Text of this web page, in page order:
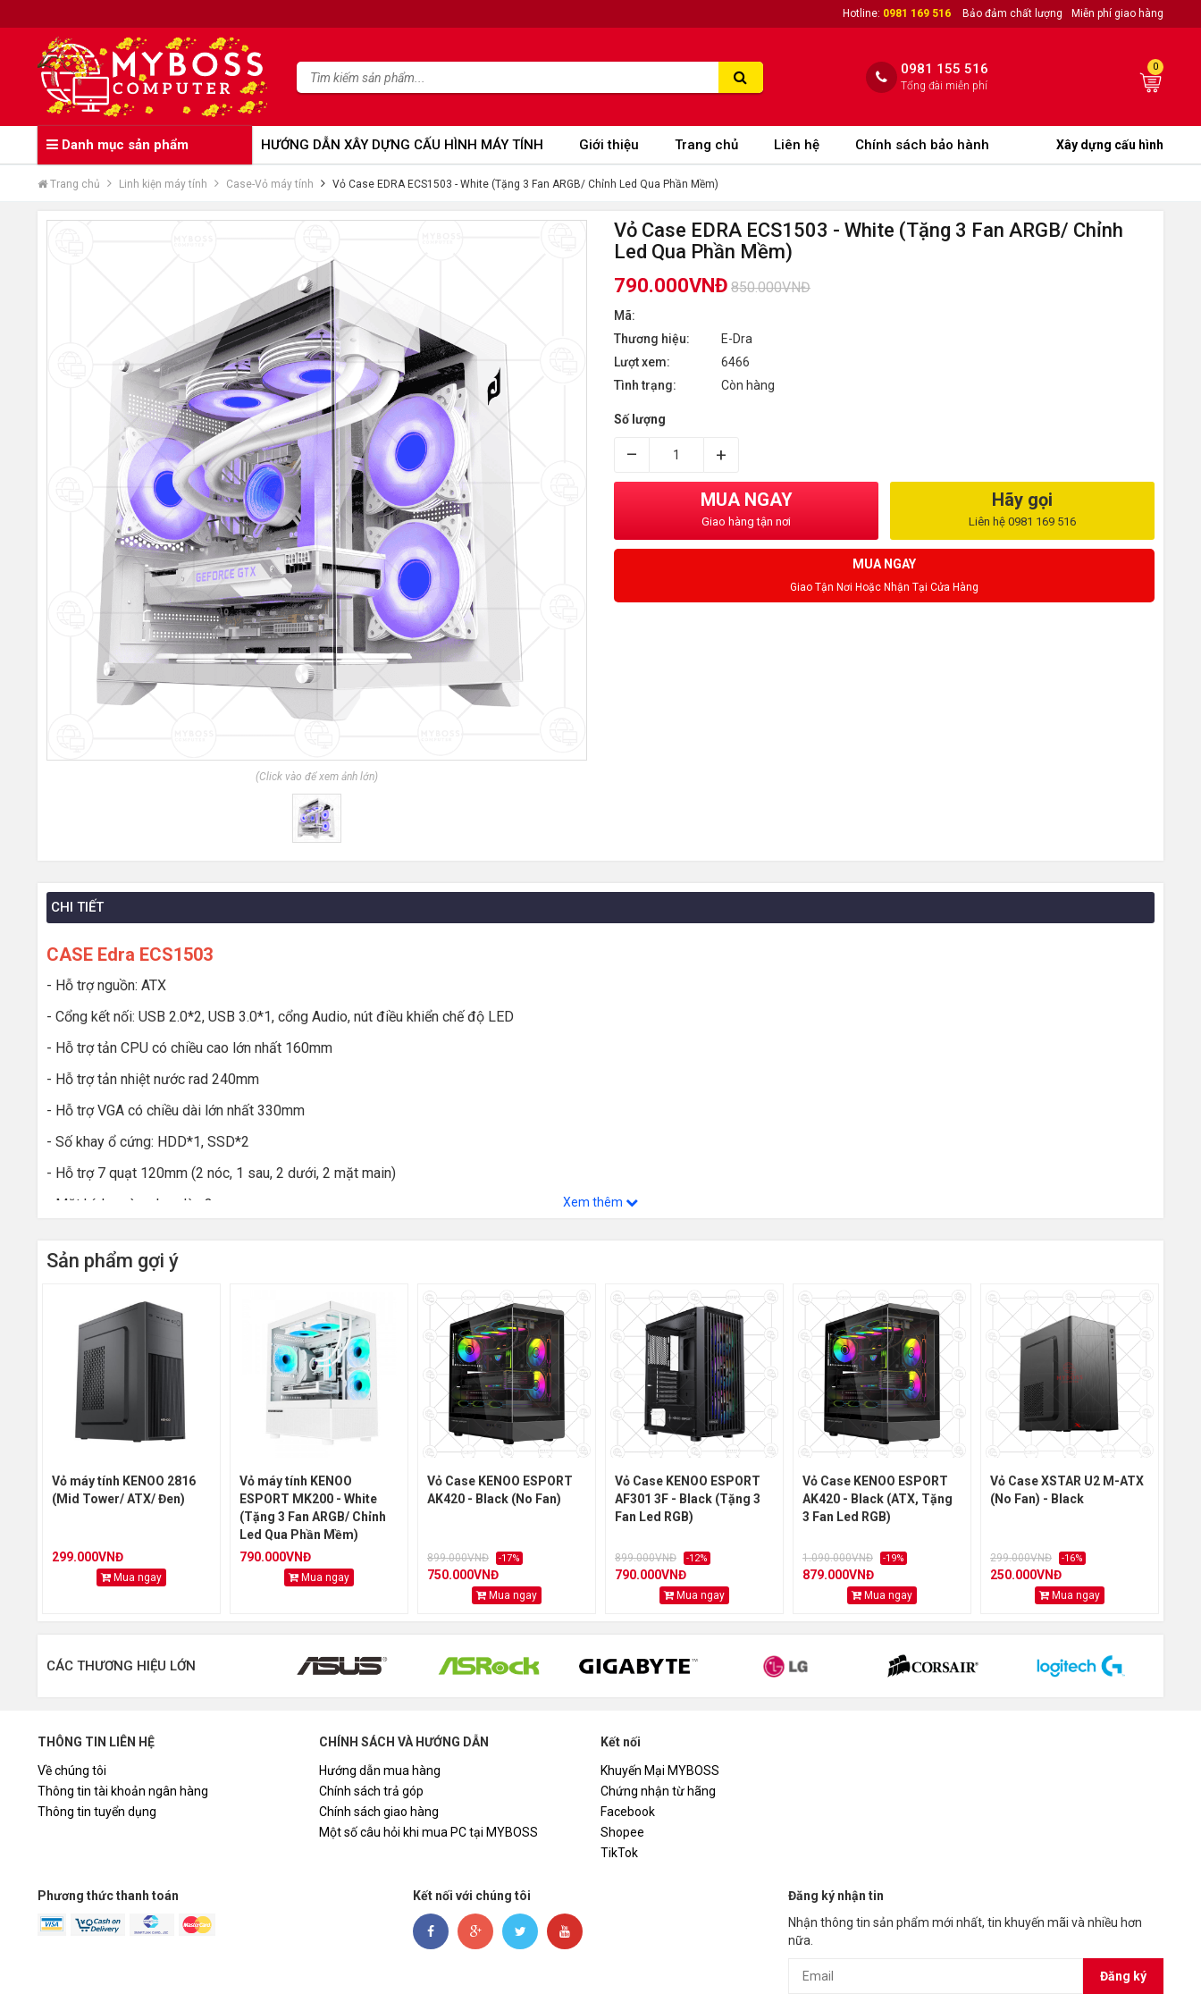
Hotline: 0981 169 516 Bảo đảm chất lượng Miễn phí giao hàng
0981 155 516
Tổng đài miễn phí
0
Danh mục sản phẩm HƯỚNG DẪN XÂY DỰNG CẤU HÌNH MÁY TÍNH Giới thiệu Trang chủ Liên hệ Chính sách bảo hành Xây dựng cấu hình
Trang chủ Linh kiện máy tính Case-Vỏ máy tính Vỏ Case EDRA ECS1503 - White (Tặng 3 Fan ARGB/ Chỉnh Led Qua Phần Mềm)
(Click vào để xem ảnh lớn)
Vỏ Case EDRA ECS1503 - White (Tặng 3 Fan ARGB/ Chỉnh
Led Qua Phần Mềm)
790.000VNĐ 850.000VNĐ
Mã:
Thương hiệu:
E-Dra
Lượt xem:
6466
Tình trạng:
Còn hàng
Số lượng
– +
MUA NGAY
Giao hàng tận nơi
Hãy gọi
Liên hệ 0981 169 516
MUA NGAY
Giao Tận Nơi Hoặc Nhận Tại Cửa Hàng
CHI TIẾT
CASE Edra ECS1503
- Hỗ trợ nguồn: ATX
- Cổng kết nối: USB 2.0*2, USB 3.0*1, cổng Audio, nút điều khiển chế độ LED
- Hỗ trợ tản CPU có chiều cao lớn nhất 160mm
- Hỗ trợ tản nhiệt nước rad 240mm
- Hỗ trợ VGA có chiều dài lớn nhất 330mm
- Số khay ổ cứng: HDD*1, SSD*2
- Hỗ trợ 7 quạt 120mm (2 nóc, 1 sau, 2 dưới, 2 mặt main)
- Mặt kính cường lực dày 3mm
- Kích thước: 340x270x380mm
- Kích thước đóng hộp: 424x329x414mm
- Cân nặng: 3kg, cả hộp 3.5kg
Xem thêm
Sản phẩm gợi ý
Vỏ máy tính KENOO 2816
(Mid Tower/ ATX/ Đen)
299.000VNĐ
Mua ngay
Vỏ máy tính KENOO
ESPORT MK200 - White
(Tặng 3 Fan ARGB/ Chỉnh
Led Qua Phần Mềm)
790.000VNĐ
Mua ngay
Vỏ Case KENOO ESPORT
AK420 - Black (No Fan)
899.000VNĐ -17%
750.000VNĐ
Mua ngay
Vỏ Case KENOO ESPORT
AF301 3F - Black (Tặng 3
Fan Led RGB)
899.000VNĐ -12%
790.000VNĐ
Mua ngay
Vỏ Case KENOO ESPORT
AK420 - Black (ATX, Tặng
3 Fan Led RGB)
1.090.000VNĐ -19%
879.000VNĐ
Mua ngay
Vỏ Case XSTAR U2 M-ATX
(No Fan) - Black
299.000VNĐ -16%
250.000VNĐ
Mua ngay
CÁC THƯƠNG HIỆU LỚN
THÔNG TIN LIÊN HỆ
Về chúng tôi
Thông tin tài khoản ngân hàng
Thông tin tuyển dụng
CHÍNH SÁCH VÀ HƯỚNG DẪN
Hướng dẫn mua hàng
Chính sách trả góp
Chính sách giao hàng
Một số câu hỏi khi mua PC tại MYBOSS
Kết nối
Khuyến Mại MYBOSS
Chứng nhận từ hãng
Facebook
Shopee
TikTok
Phương thức thanh toán Kết nối với chúng tôi
Đăng ký nhận tin
Nhận thông tin sản phẩm mới nhất, tin khuyến mãi và nhiều hơn
nữa.
Đăng ký